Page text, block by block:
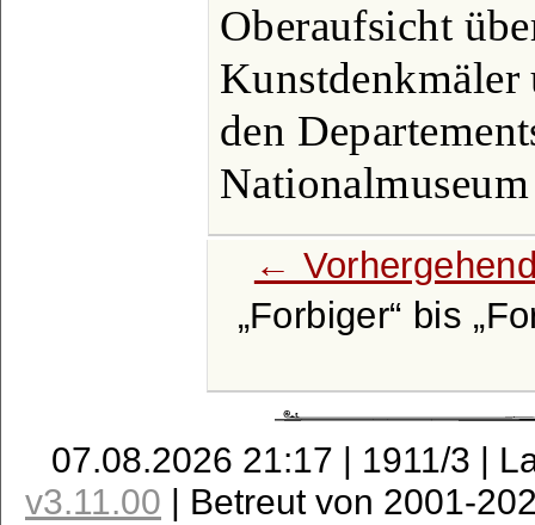
Oberaufsicht
Kunstdenkmäler
den
←
Forbiger
bis
07.08.2026 21:17 | 1911/3 |
v3.11.00 | Betreut von 2001-